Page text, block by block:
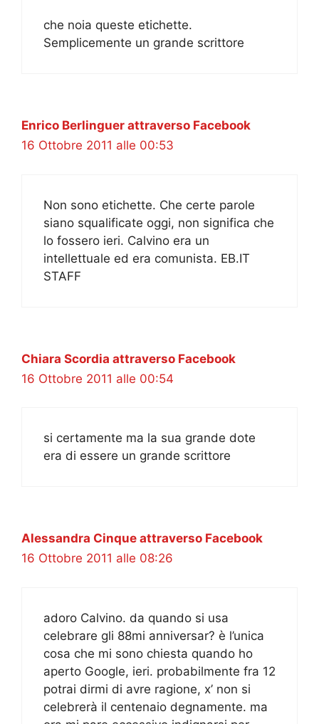
che noia queste etichette.
Semplicemente un grande scrittore
Enrico Berlinguer attraverso Facebook
16 Ottobre 2011 alle 00:53
Non sono etichette. Che certe parole
siano squalificate oggi, non significa che
lo fossero ieri. Calvino era un
intellettuale ed era comunista. EB.IT
STAFF
Chiara Scordia attraverso Facebook
16 Ottobre 2011 alle 00:54
si certamente ma la sua grande dote
era di essere un grande scrittore
Alessandra Cinque attraverso Facebook
16 Ottobre 2011 alle 08:26
adoro Calvino. da quando si usa
celebrare gli 88mi anniversar? è l’unica
cosa che mi sono chiesta quando ho
aperto Google, ieri. probabilmente fra 12
potrai dirmi di avre ragione, x’ non si
celebrerà il centenaio degnamente. ma